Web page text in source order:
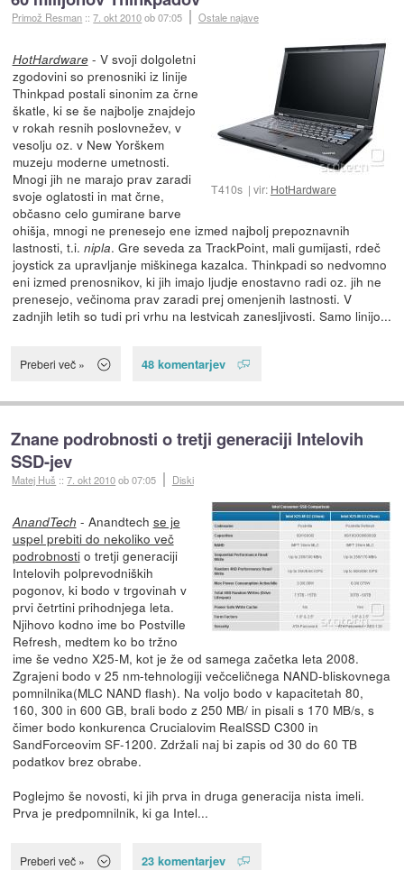
Primož Resman ::7. okt 2010ob 07:05 Ostale najave
T410s vir: HotHardware
HotHardware- V svoji dolgoletni
zgodovini so prenosniki iz linije
Thinkpad postali sinonim za črne
škatle, ki se še najbolje znajdejo
v rokah resnih poslovnežev, v
vesolju oz. v New Yorškem
muzeju moderne umetnosti.
Mnogi jih ne marajo prav zaradi
svoje oglatosti in mat črne,
občasno celo gumirane barve
ohišja, mnogi ne prenesejo ene izmed najbolj prepoznavnih
lastnosti, t.i. nipla. Gre seveda za TrackPoint, mali gumijasti, rdeč
joystick za upravljanje miškinega kazalca. Thinkpadi so nedvomno
eni izmed prenosnikov, ki jih imajo ljudje enostavno radi oz. jih ne
prenesejo, večinoma prav zaradi prej omenjenih lastnosti. V
zadnjih letih so tudi pri vrhu na lestvicah zanesljivosti. Samo linijo...
Preberi več » 48 komentarjev
Znane podrobnosti o tretji generaciji Intelovih
SSD-jev
Matej Huš ::7. okt 2010ob 07:05 Diski
AnandTech - Anandtech se je
uspel prebiti do nekoliko več
podrobnostio tretji generaciji
Intelovih polprevodniških
pogonov, ki bodo v trgovinah v
prvi četrtini prihodnjega leta.
Njihovo kodno ime bo Postville
Refresh, medtem ko bo tržno
ime še vedno X25-M, kot je že od samega začetka leta 2008.
Zgrajeni bodo v 25 nm-tehnologiji večceličnega NAND-bliskovnega
pomnilnika(MLC NAND flash). Na voljo bodo v kapacitetah 80,
160, 300 in 600 GB, brali bodo z 250 MB/ in pisali s 170 MB/s, s
čimer bodo konkurenca Crucialovim RealSSD C300 in
SandForceovim SF-1200. Zdržali naj bi zapis od 30 do 60 TB
podatkov brez obrabe.
Poglejmo še novosti, ki jih prva in druga generacija nista imeli.
Prva je predpomnilnik, ki ga Intel...
Preberi več » 23 komentarjev